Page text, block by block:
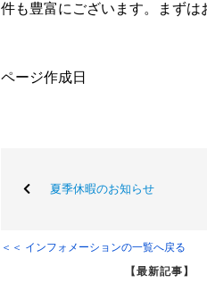
件も豊富にございます。まずは
ページ作成日
夏季休暇のお知らせ
＜＜ インフォメーションの一覧へ戻る
【最新記事】